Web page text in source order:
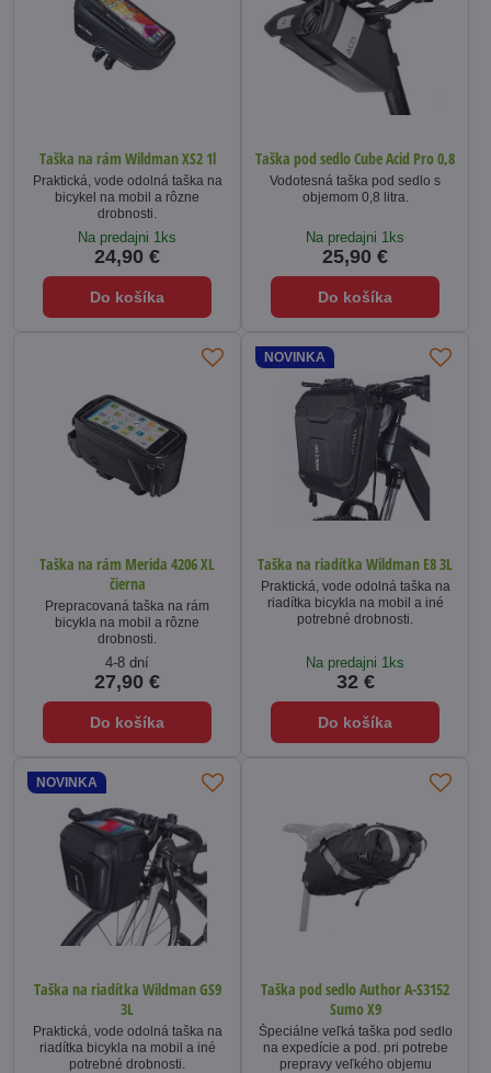
Taška na rám Wildman XS2 1l
Praktická, vode odolná taška na
bicykel na mobil a rôzne
drobnosti.
Na predajni 1ks
24,90 €
Do košíka
Taška pod sedlo Cube Acid Pro 0,8
Vodotesná taška pod sedlo s
objemom 0,8 litra.
Na predajni 1ks
25,90 €
Do košíka
Taška na rám Merida 4206 XL
čierna
Prepracovaná taška na rám
bicykla na mobil a rôzne
drobnosti.
4-8 dní
27,90 €
Do košíka
NOVINKA
Taška na riadítka Wildman E8 3L
Praktická, vode odolná taška na
riadítka bicykla na mobil a iné
potrebné drobnosti.
Na predajni 1ks
32 €
Do košíka
NOVINKA
Taška na riadítka Wildman GS9
3L
Praktická, vode odolná taška na
riadítka bicykla na mobil a iné
potrebné drobnosti.
Taška pod sedlo Author A-S3152
Sumo X9
Špeciálne veľká taška pod sedlo
na expedície a pod. pri potrebe
prepravy veľkého objemu